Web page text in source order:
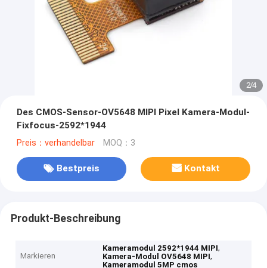
2/4
Des CMOS-Sensor-OV5648 MIPI Pixel Kamera-Modul-
Fixfocus-2592*1944
Preis：verhandelbar MOQ：3
Bestpreis Kontakt
Produkt-Beschreibung
Markieren
Kameramodul 2592*1944 MIPI,
Kamera-Modul OV5648 MIPI,
Kameramodul 5MP cmos